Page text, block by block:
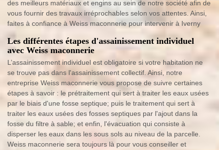
des meilleurs matériaux et engins au sein de notre société afin de
vous fournir des travaux irréprochables selon vos attentes. Ainsi,
faites à confiance à Weiss maconnerie pour intervenir à Iverny
Les différentes étapes d'assainissement individuel
avec Weiss maconnerie
L’assainissement individuel est obligatoire si votre habitation ne
se trouve pas dans l'assainissement collectif. Ainsi, notre
entreprise Weiss maconnerie vous propose de suivre certaines
étapes à savoir : le prétraitement qui sert à traiter les eaux usées
par le biais d'une fosse septique; puis le traitement qui sert à
traiter les eaux usées des fosses septiques par l'ajout dans la
fosse du filtre à sable; et enfin, l'évacuation qui consiste à
disperser les eaux dans les sous sols au niveau de la parcelle.
Weiss maconnerie sera toujours là pour vous conseiller et